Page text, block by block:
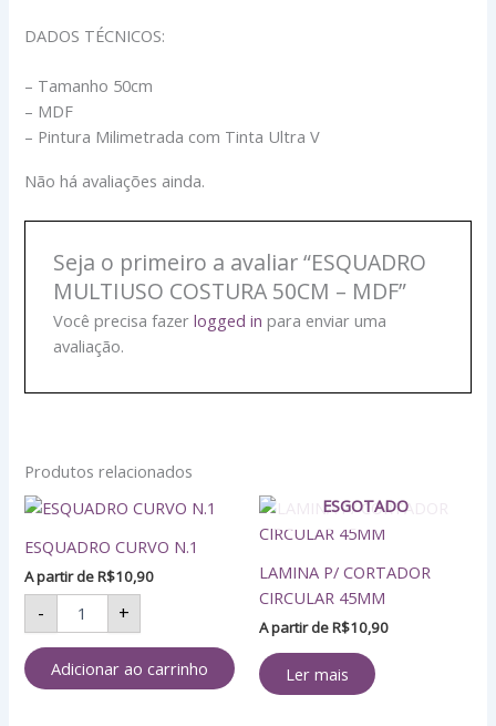
DADOS TÉCNICOS:
– Tamanho 50cm
– MDF
– Pintura Milimetrada com Tinta Ultra V
Não há avaliações ainda.
Seja o primeiro a avaliar “ESQUADRO
MULTIUSO COSTURA 50CM – MDF”
Você precisa fazer logged in para enviar uma
avaliação.
Produtos relacionados
ESQUADRO CURVO N.1
A partir deR$10,90
-
ESQUADRO
N.1
quantidade
+
Adicionar ao carrinho
ESGOTADO
LAMINA P/ CORTADOR
CIRCULAR 45MM
A partir deR$10,90
Ler mais